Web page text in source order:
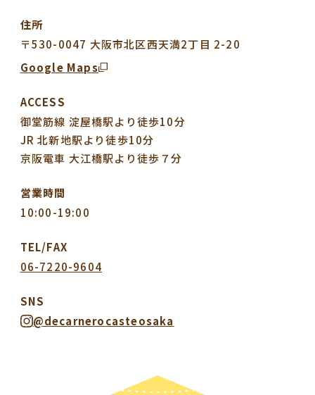
住所
〒530-0047 大阪市北区西天満2丁目 2-20
Google Maps
ACCESS
御堂筋線 淀屋橋駅より徒歩10分
JR 北新地駅より徒歩10分
京阪電車 大江橋駅より徒歩７分
営業時間
10:00-19:00
TEL/FAX
06-7220-9604
SNS
@decarnerocasteosaka